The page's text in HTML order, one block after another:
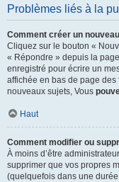
Problèmes liés à la
Comment créer un
Cliquez sur le bouton «
« Répondre » depuis la
enregistré pour écrire un
affichée en bas de page des
nouveaux sujets, Vous
Haut
Comment modifier ou
À moins d’être
supprimer que vos propres
(quelquefois dans une